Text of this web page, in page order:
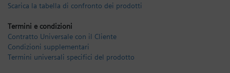
Scarica la tabella di confronto dei prodotti
Termini e condizioni
Contratto Universale con il Cliente
Condizioni supplementari
Termini universali specifici del prodotto